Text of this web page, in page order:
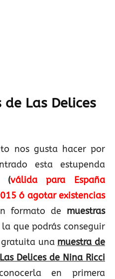
Las Delices
nos gusta hacer por
esta estupenda
(válida para España
ó agotar existencias
formato de muestras
que podrás conseguir
una muestra de
Delices de Nina Ricci
en primera